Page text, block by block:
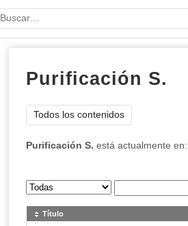
Palabra o frase:
Purificación S.
Todos los contenidos
Purificación S. está actualmente en:
Sus archivos
Título